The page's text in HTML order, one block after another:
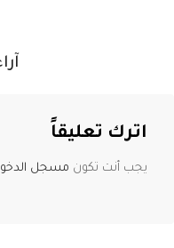
اترك تعليقاً
يجب أنت تكون مسجل